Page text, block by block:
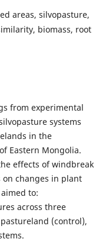
areas, silvopasture,
biomass, root
from experimental
systems
in the
Eastern Mongolia.
effects of windbreak
changes in plant
to:
across three
(control),